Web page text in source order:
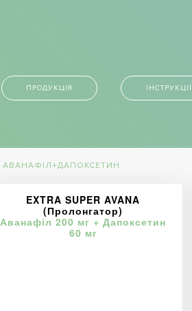
ПРОДУКЦІЯ ІНСТРУКЦІЇ
АВАНАФІЛ+ДАПОКСЕТИН
EXTRA SUPER AVANA
(Пролонгатор)
Аванафіл 200 мг + Дапоксетин
60 мг